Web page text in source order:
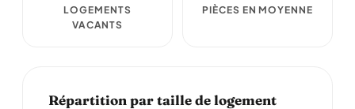
LOGEMENTS
VACANTS
PIÈCES EN MOYENNE
Répartition par taille de logement